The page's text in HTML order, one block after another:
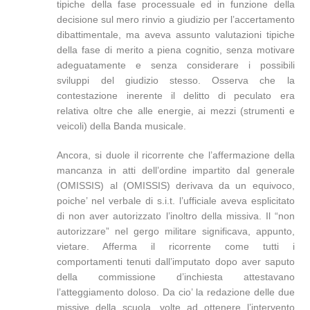
tipiche della fase processuale ed in funzione della
decisione sul mero rinvio a giudizio per l’accertamento
dibattimentale, ma aveva assunto valutazioni tipiche
della fase di merito a piena cognitio, senza motivare
adeguatamente e senza considerare i possibili
sviluppi del giudizio stesso. Osserva che la
contestazione inerente il delitto di peculato era
relativa oltre che alle energie, ai mezzi (strumenti e
veicoli) della Banda musicale.
Ancora, si duole il ricorrente che l’affermazione della
mancanza in atti dell’ordine impartito dal generale
(OMISSIS) al (OMISSIS) derivava da un equivoco,
poiche’ nel verbale di s.i.t. l’ufficiale aveva esplicitato
di non aver autorizzato l’inoltro della missiva. Il “non
autorizzare” nel gergo militare significava, appunto,
vietare. Afferma il ricorrente come tutti i
comportamenti tenuti dall’imputato dopo aver saputo
della commissione d’inchiesta attestavano
l’atteggiamento doloso. Da cio’ la redazione delle due
missive della scuola, volte ad ottenere l’intervento